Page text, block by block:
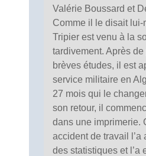
Valérie Boussard et
Comme il le disait lui-
Tripier est venu à la
tardivement. Après
brèves études, il est
service militaire en
27 mois qui le
son retour, il
dans une imprimerie.
accident de travail l’a
des statistiques et l’a